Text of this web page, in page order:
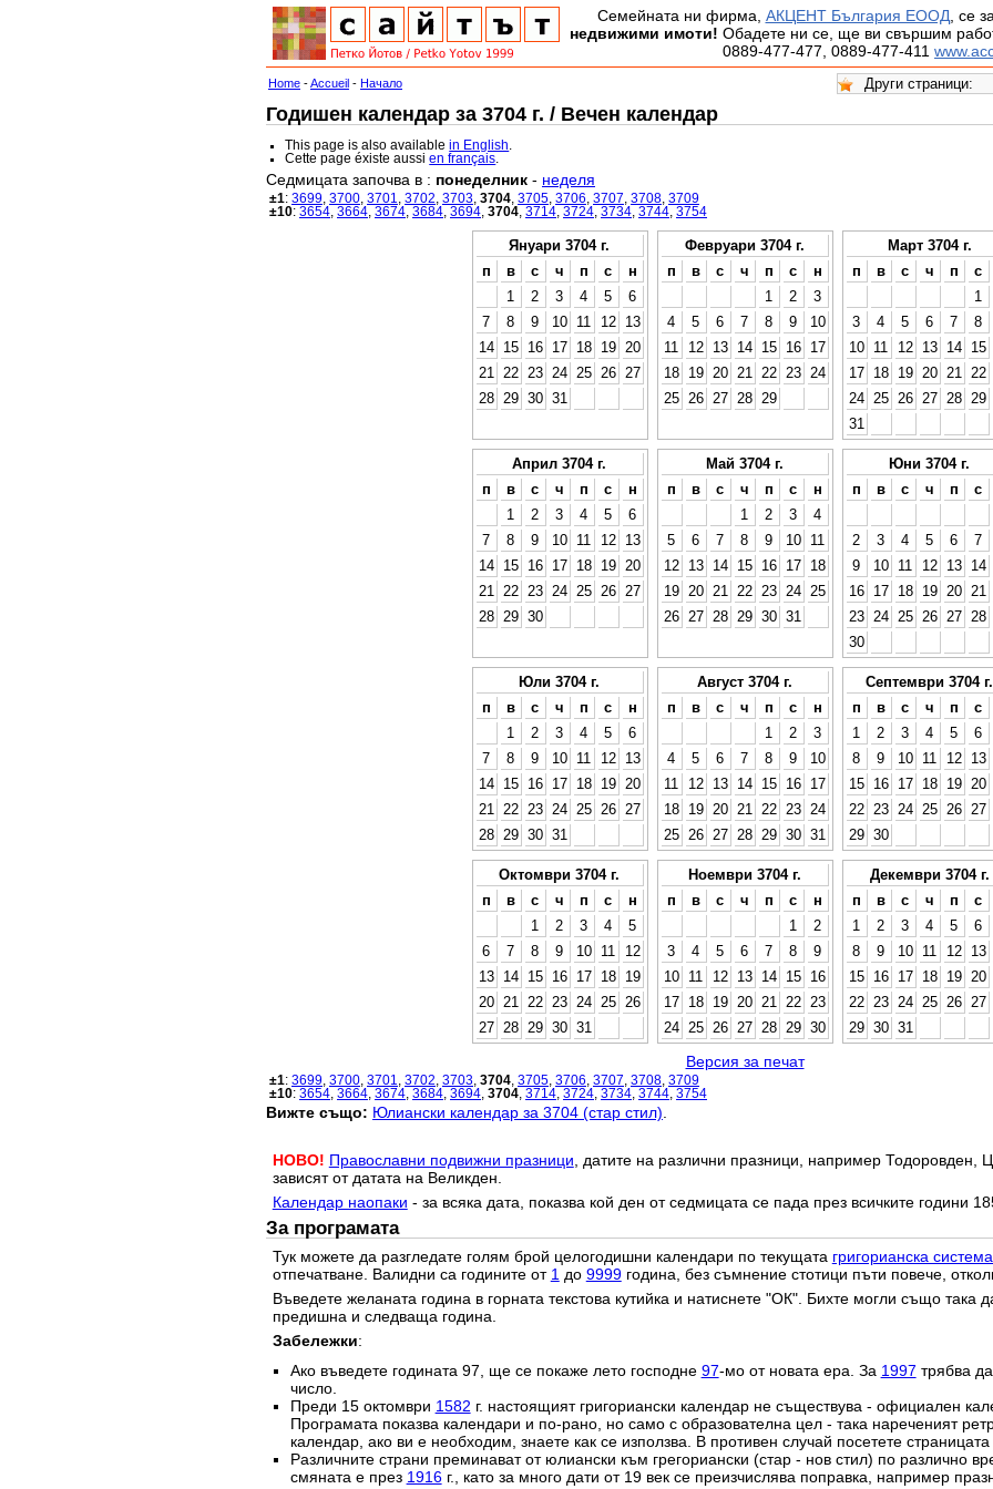
Семейната ни фирма, АКЦЕНТ България ЕООД, се
недвижими имоти! Обадете ни се, ще ви свършим
0889-477-477, 0889-477-411
Home -Accueil - Начало
Годишен календар за 3704 г. / Вечен календар
This page is also availablein English
Cette page éxiste aussien français
Седмицата започва в : понеделник - неделя
±1: 3699 3700 3701 3702 3703 3704 3705 3706 3707 3708 3709
±10: 3654 3664 3674 3684 3694 3704 3714 3724 3734 3744 3754
Януари 3704 г.
п
в с ч п с
н
1
2 3 4 5
6
7
8 9 10 11 12
13
14
15 16 17 18 19
20
21
22 23 24 25 26
27
28
29 30 31
Февруари 3704 г.
п
в с ч п с
н
1
2
3
4
5 6 7 8 9
10
11
12 13 14 15 16
17
18
19 20 21 22 23
24
25
26 27 28 29
Март 3704 г.
п
в с ч п с
1
3
4 5 6 7 8
10
11 12 13 14 15
17
18 19 20 21 22
24
25 26 27 28 29
31
Април 3704 г.
п
в с ч п с
н
1
2 3 4 5
6
7
8 9 10 11 12
13
14
15 16 17 18 19
20
21
22 23 24 25 26
27
28
29 30
Май 3704 г.
п
в с ч п с
н
1
2 3
4
5
6 7 8 9 10
11
12
13 14 15 16 17
18
19
20 21 22 23 24
25
26
27 28 29 30 31
Юни 3704 г.
п
в с ч п с
2
3 4 5 6 7
9
10 11 12 13 14
16
17 18 19 20 21
23
24 25 26 27 28
30
Юли 3704 г.
п
в с ч п с
н
1
2 3 4 5
6
7
8 9 10 11 12
13
14
15 16 17 18 19
20
21
22 23 24 25 26
27
28
29 30 31
Август 3704 г.
п
в с ч п с
н
1
2
3
4
5 6 7 8 9
10
11
12 13 14 15 16
17
18
19 20 21 22 23
24
25
26 27 28 29 30 31
Септември 3704 г.
п
в с ч п с
1
2 3 4 5 6
8
9 10 11 12 13
15
16 17 18 19 20
22
23 24 25 26 27
29 30
Октомври 3704 г.
п
в с ч п с
н
1
2 3 4
5
6
7 8 9 10 11
12
13
14 15 16 17 18
19
20
21 22 23 24 25
26
27
28 29 30 31
Ноември 3704 г.
п
в с ч п с
н
1
2
3
4 5 6 7 8
9
10
11 12 13 14 15
16
17
18 19 20 21 22
23
24
25 26 27 28 29 30
Декември 3704 г.
п
в с ч п с
1
2 3 4 5 6
8
9 10 11 12 13
15
16 17 18 19 20
22
23 24 25 26 27
29 30 31
Версия за печат
±1: 3699 3700 3701 3702 3703 3704 3705 3706 3707 3708 3709
±10: 3654 3664 3674 3684 3694 3704 3714 3724 3734 3744 3754
Вижте също: Юлиански календар за 3704 (стар стил)
НОВО! Православни подвижни празници , датите на различни празници, например Тодоровден,
зависят от датата на Великден.
Календар наопаки - за всяка дата, показва кой ден от седмицата се пада през всичките години
За програмата
Тук можете да разгледате голям брой целогодишни календари по текущата григорианска
отпечатване. Валидни са годините от 1до 9999година, без съмнение стотици пъти повече,
Въведете желаната година в горната текстова кутийка и натиснете "ОК". Бихте могли също така
предишна и следваща година.
Забележки:
Ако въведете годината 97, ще се покаже лето господне 97-мо от новата ера. За 1997 трябва
число.
Преди 15 октомври 1582 г. настоящият григориански календар не съществува - официален
Програмата показва календари и по-рано, но само с образователна цел - така нареченият
календар, ако ви е необходим, знаете как се използва. В противен случай посетете
Различните страни преминават от юлиански към грегориански (стар - нов стил) по различно
смяната е през 1916г., като за много дати от 19 век се преизчислява поправка, например